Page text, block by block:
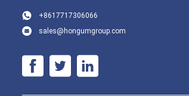
+8617717306066
sales@hongumgroup.com